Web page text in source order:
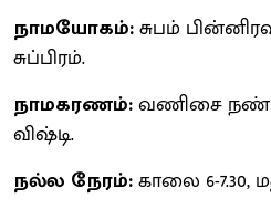
நாமயோகம்:சுபம்
சுப்பிரம்.
நாமகரணம்:வணிசை
விஷ்டி.
நல்ல நேரம்:காலை 6-7.30,